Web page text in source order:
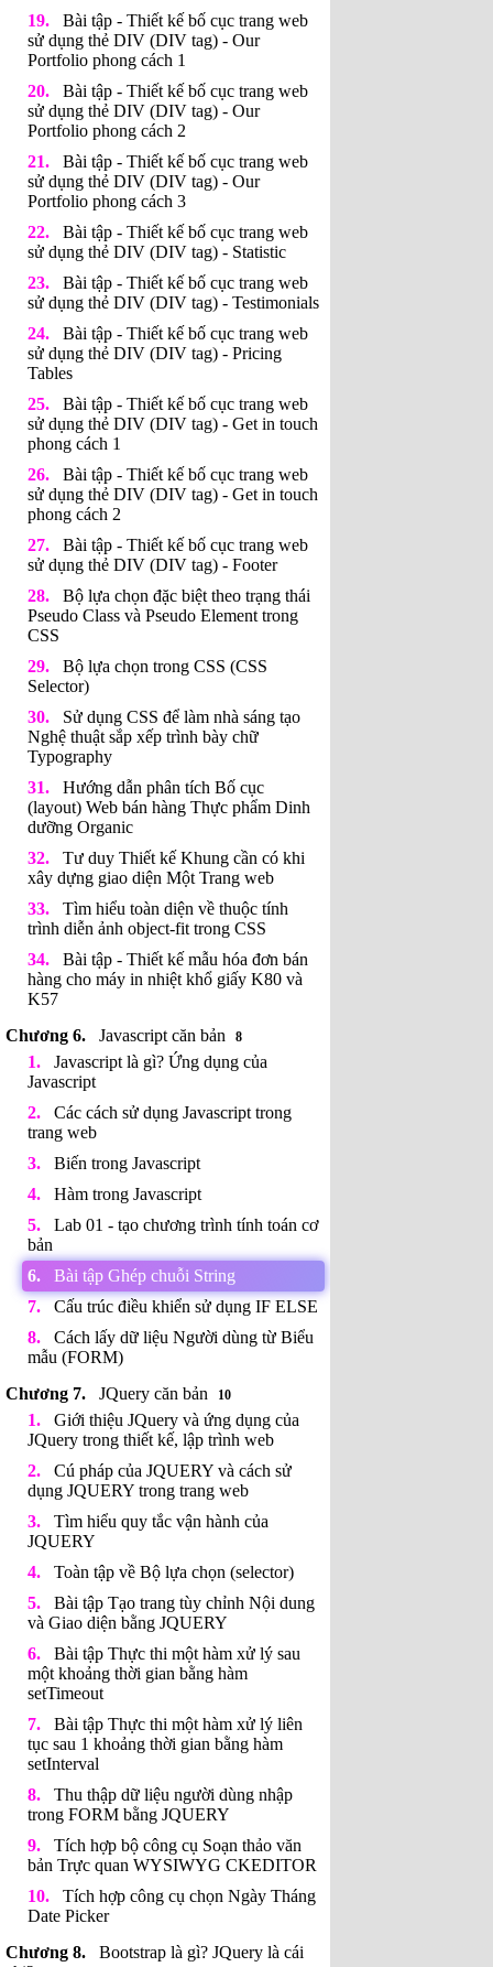
Bài tập - Thiết kế bố cục trang web
sử dụng thẻ DIV (DIV tag) - Our
Portfolio phong cách 1
Bài tập - Thiết kế bố cục trang web
sử dụng thẻ DIV (DIV tag) - Our
Portfolio phong cách 2
Bài tập - Thiết kế bố cục trang web
sử dụng thẻ DIV (DIV tag) - Our
Portfolio phong cách 3
Bài tập - Thiết kế bố cục trang web
sử dụng thẻ DIV (DIV tag) - Statistic
Bài tập - Thiết kế bố cục trang web
sử dụng thẻ DIV (DIV tag) - Testimonials
Bài tập - Thiết kế bố cục trang web
sử dụng thẻ DIV (DIV tag) - Pricing
Tables
Bài tập - Thiết kế bố cục trang web
sử dụng thẻ DIV (DIV tag) - Get in touch
phong cách 1
Bài tập - Thiết kế bố cục trang web
sử dụng thẻ DIV (DIV tag) - Get in touch
phong cách 2
Bài tập - Thiết kế bố cục trang web
sử dụng thẻ DIV (DIV tag) - Footer
Bộ lựa chọn đặc biệt theo trạng thái
Pseudo Class và Pseudo Element trong
CSS
Bộ lựa chọn trong CSS (CSS
Selector)
Sử dụng CSS để làm nhà sáng tạo
Nghệ thuật sắp xếp trình bày chữ
Typography
Hướng dẫn phân tích Bố cục
(layout) Web bán hàng Thực phẩm Dinh
dưỡng Organic
Tư duy Thiết kế Khung cần có khi
xây dựng giao diện Một Trang web
Tìm hiểu toàn diện về thuộc tính
trình diễn ảnh object-fit trong CSS
Bài tập - Thiết kế mẫu hóa đơn bán
hàng cho máy in nhiệt khổ giấy K80 và
K57
Javascript căn bản
8
Javascript là gì? Ứng dụng của
Javascript
Các cách sử dụng Javascript trong
trang web
Biến trong Javascript
Hàm trong Javascript
Lab 01 - tạo chương trình tính toán cơ
bản
Bài tập Ghép chuỗi String
Cấu trúc điều khiển sử dụng IF ELSE
Cách lấy dữ liệu Người dùng từ Biểu
mẫu (FORM)
JQuery căn bản
10
Giới thiệu JQuery và ứng dụng của
JQuery trong thiết kế, lập trình web
Cú pháp của JQUERY và cách sử
dụng JQUERY trong trang web
Tìm hiểu quy tắc vận hành của
JQUERY
Toàn tập về Bộ lựa chọn (selector)
Bài tập Tạo trang tùy chỉnh Nội dung
và Giao diện bằng JQUERY
Bài tập Thực thi một hàm xử lý sau
một khoảng thời gian bằng hàm
setTimeout
Bài tập Thực thi một hàm xử lý liên
tục sau 1 khoảng thời gian bằng hàm
setInterval
Thu thập dữ liệu người dùng nhập
trong FORM bằng JQUERY
Tích hợp bộ công cụ Soạn thảo văn
bản Trực quan WYSIWYG CKEDITOR
Tích hợp công cụ chọn Ngày Tháng
Date Picker
Bootstrap là gì? JQuery là cái